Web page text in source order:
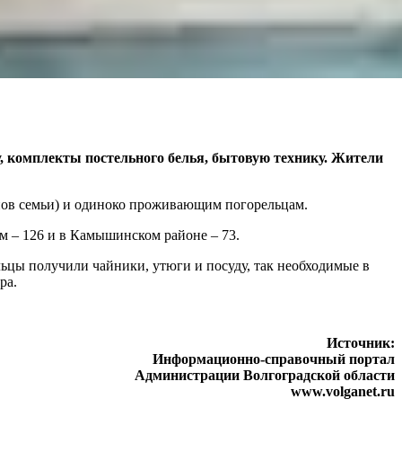
постельного белья, бытовую технику. Жители
семьи) и одиноко проживающим погорельцам.
– 126 и в Камышинском районе – 73.
получили чайники, утюги и посуду, так необходимые в
Источник:
Информационно-справочный портал
Администрации Волгоградской области
www.volganet.ru